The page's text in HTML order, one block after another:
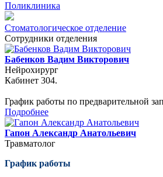
Поликлиника
Стоматологическое отделение
Сотрудники отделения
Бабенков Вадим Викторович
Нейрохирург
Кабинет 304.
График работы по предварительной
Подробнее
Гапон Александр Анатольевич
Травматолог
График работы